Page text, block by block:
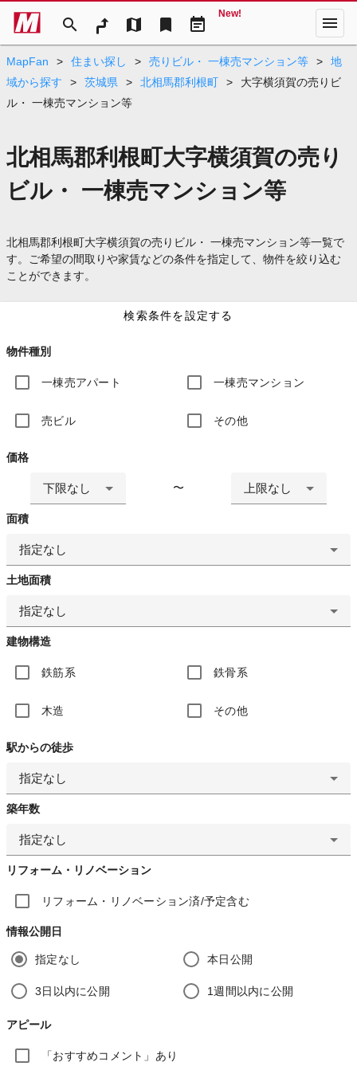
search map bookmark event_note
New! menu
MapFan > 住まい探し > 売りビル・ 一棟売マンション等 >
地
域から探す
> 茨城県 > 北相馬郡利根町 >
大字横須賀の売りビ
ル・ 一棟売マンション等
北相馬郡利根町大字横須賀の売り
ビル・ 一棟売マンション等
北相馬郡利根町大字横須賀の売りビル・ 一棟売マンション等一覧で
す。ご希望の間取りや家賃などの条件を指定して、物件を絞り込む
ことができます。
検索条件を設定する
物件種別
一棟売アパート 一棟売マンション
売ビル その他
価格
下限なし 〜 上限なし
面積
指定なし
土地面積
指定なし
建物構造
鉄筋系 鉄骨系
木造 その他
駅からの徒歩
指定なし
築年数
指定なし
リフォーム・リノベーション
リフォーム・リノベーション済/予定含む
情報公開日
指定なし 本日公開
3日以内に公開 1週間以内に公開
アピール
「おすすめコメント」あり